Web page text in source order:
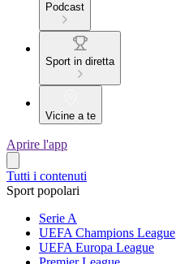
Podcast
Sport in diretta
Vicine a te
Aprire l'app
Tutti i contenuti
Sport popolari
Serie A
UEFA Champions League
UEFA Europa League